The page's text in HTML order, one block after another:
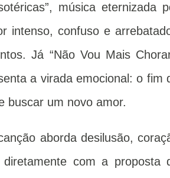
música eternizada
intenso, confuso e
Já “Não Vou Mais
a virada emocional: o fim
buscar um novo amor.
aborda desilusão,
com a proposta